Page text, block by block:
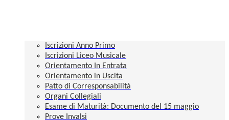
Iscrizioni Anno Primo
Iscrizioni Liceo Musicale
Orientamento In Entrata
Orientamento in Uscita
Patto di Corresponsabilità
Organi Collegiali
Esame di Maturità: Documento del 15 maggio
Prove Invalsi